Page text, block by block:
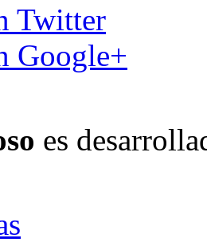
Twitter
Google+
es